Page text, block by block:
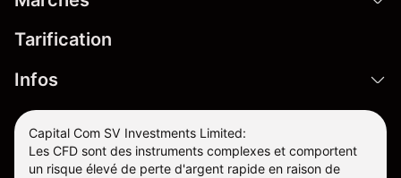
Tarification
Infos
Capital Com SV Investments Limited:
Les CFD sont des instruments complexes et comportent
un risque élevé de perte d'argent rapide en raison de